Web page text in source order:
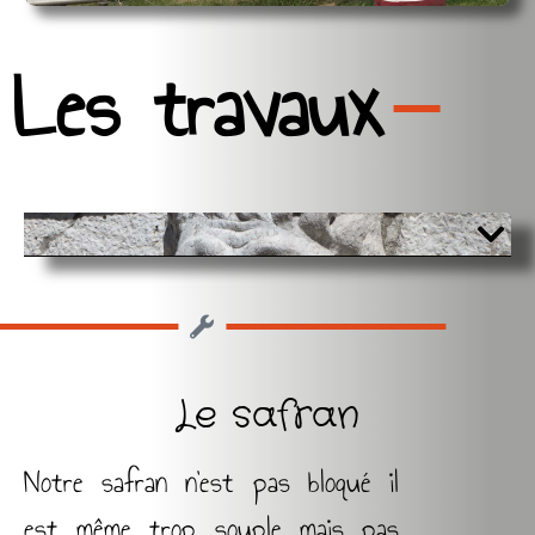
Les travaux
Le safran
Notre safran n’est pas bloqué il